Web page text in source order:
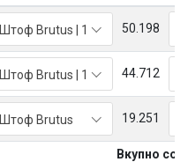
Штоф Brutus | 1 50.198
Штоф Brutus | 1 44.712
Штоф Brutus 19.251
Вкупно со